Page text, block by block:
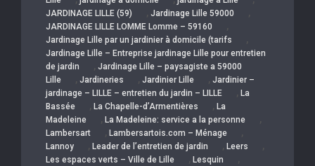
JARDINAGE LILLE (59) , Jardinage Lille 59000 ,
JARDINAGE LILLE LOMME Lomme – 59160 ,
Jardinage Lille par un jardinier à domicile (tarifs ,
Jardinage Lille – Entreprise jardinage Lille pour entretien
de jardin
, Jardinage Lille – paysagiste a 59000
Lille
, Jardineries , Jardinier Lille , Jardinier –
jardinage – LILLE – entretien du jardin – LILLE
, La
Bassée
, La Chapelle-d’Armentières , La
Madeleine
, La Madeleine: service a la personne ,
Lambersart , Lambersartois.com – Ménage ,
Lannoy , Leader de l’entretien de jardin , Leers ,
Les espaces verts – Ville de Lille , Lesquin ,